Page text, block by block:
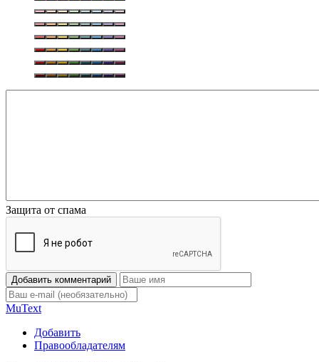
Защита от спама
Добавить комментарий
MuText
Добавить
Правообладателям